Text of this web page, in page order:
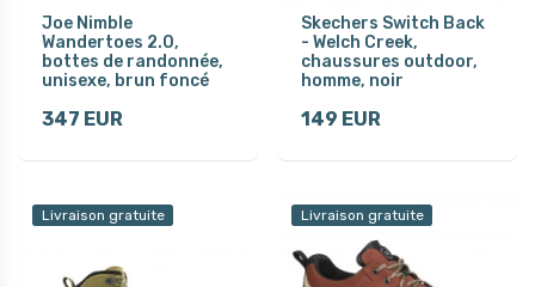
Joe Nimble
Wandertoes 2.0,
bottes de randonnée,
unisexe, brun foncé
347 EUR
Skechers Switch Back
- Welch Creek,
chaussures outdoor,
homme, noir
149 EUR
Livraison gratuite Livraison gratuite